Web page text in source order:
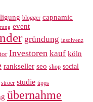
blogger capnamic
event
gründung insolvenz
Investoren kauf köln
rankseller seo shop social
ströer studie tipps
übernahme